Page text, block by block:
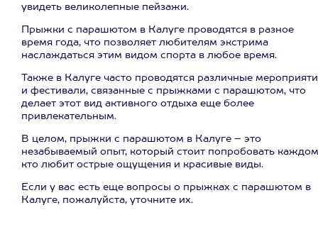
увидеть великолепные пейзажи.
Прыжки с парашютом в Калуге проводятся в разное
время года, что позволяет любителям экстрима
наслаждаться этим видом спорта в любое время.
Также в Калуге часто проводятся различные
и фестивали, связанные с прыжками с парашютом, что
делает этот вид активного отдыха еще более
привлекательным.
В целом, прыжки с парашютом в Калуге – это
незабываемый опыт, который стоит попробовать
кто любит острые ощущения и красивые виды.
Если у вас есть еще вопросы о прыжках с парашютом в
Калуге, пожалуйста, уточните их.